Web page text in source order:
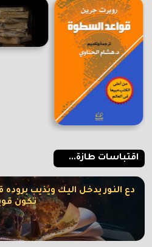
اقتباسات طازة...
دع النور يدخل اليك ويذيب
تكون